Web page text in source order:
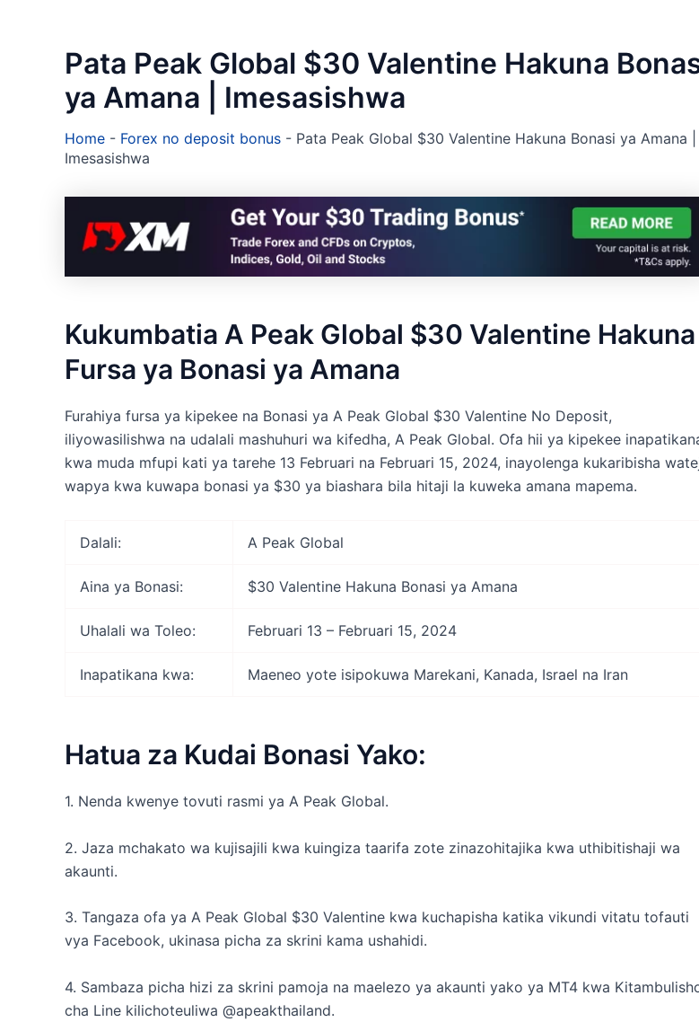
Pata Peak Global $30 Valentine Hakuna
ya Amana | Imesasishwa
Home - Forex no deposit bonus - Pata Peak Global $30 Valentine Hakuna Bonasi ya Amana |
Imesasishwa
Kukumbatia A Peak Global $30 Valentine Hakuna
Fursa ya Bonasi ya Amana
Furahiya fursa ya kipekee na Bonasi ya A Peak Global $30 Valentine No Deposit,
iliyowasilishwa na udalali mashuhuri wa kifedha, A Peak Global. Ofa hii ya kipekee
kwa muda mfupi kati ya tarehe 13 Februari na Februari 15, 2024, inayolenga kukaribisha
wapya kwa kuwapa bonasi ya $30 ya biashara bila hitaji la kuweka amana mapema.
Dalali: A Peak Global
Aina ya Bonasi: $30 Valentine Hakuna Bonasi ya Amana
Uhalali wa Toleo: Februari 13 – Februari 15, 2024
Inapatikana kwa: Maeneo yote isipokuwa Marekani, Kanada, Israel na Iran
Hatua za Kudai Bonasi Yako:
1. Nenda kwenye tovuti rasmi ya A Peak Global.
2. Jaza mchakato wa kujisajili kwa kuingiza taarifa zote zinazohitajika kwa uthibitishaji wa
akaunti.
3. Tangaza ofa ya A Peak Global $30 Valentine kwa kuchapisha katika vikundi vitatu tofauti
vya Facebook, ukinasa picha za skrini kama ushahidi.
4. Sambaza picha hizi za skrini pamoja na maelezo ya akaunti yako ya MT4 kwa
cha Line kilichoteuliwa @apeakthailand.